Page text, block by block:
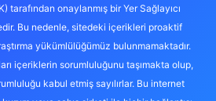
tarafından onaylanmış bir Yer Sağlayıcı
Bu nedenle, sitedeki içerikleri proaktif
yükümlülüğümüz bulunmamaktadır.
içeriklerin sorumluluğunu taşımakta olup,
kabul etmiş sayılırlar. Bu internet